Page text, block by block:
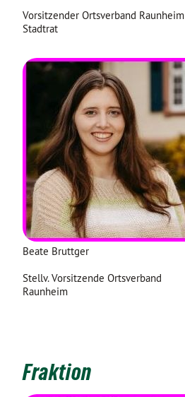
Vorsitzender Ortsverband Raunheim
Stadtrat
Beate Bruttger
Stellv. Vorsitzende Ortsverband
Raunheim
Fraktion